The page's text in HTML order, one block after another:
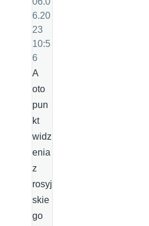
6.20
23
10:5
6
A
oto
pun
kt
widz
enia
z
rosyj
skie
go